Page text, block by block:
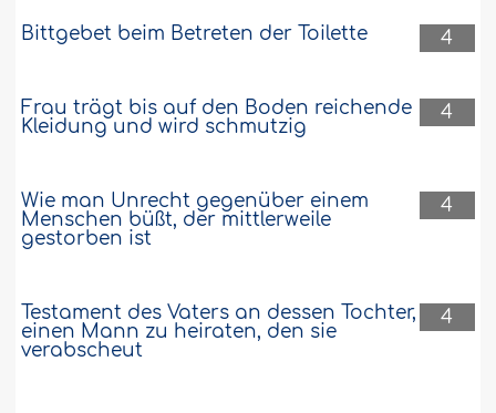
4
Bittgebet beim Betreten der Toilette
4
Frau trägt bis auf den Boden reichende
Kleidung und wird schmutzig
4
Wie man Unrecht gegenüber einem
Menschen büßt, der mittlerweile
gestorben ist
4
Testament des Vaters an dessen Tochter,
einen Mann zu heiraten, den sie
verabscheut